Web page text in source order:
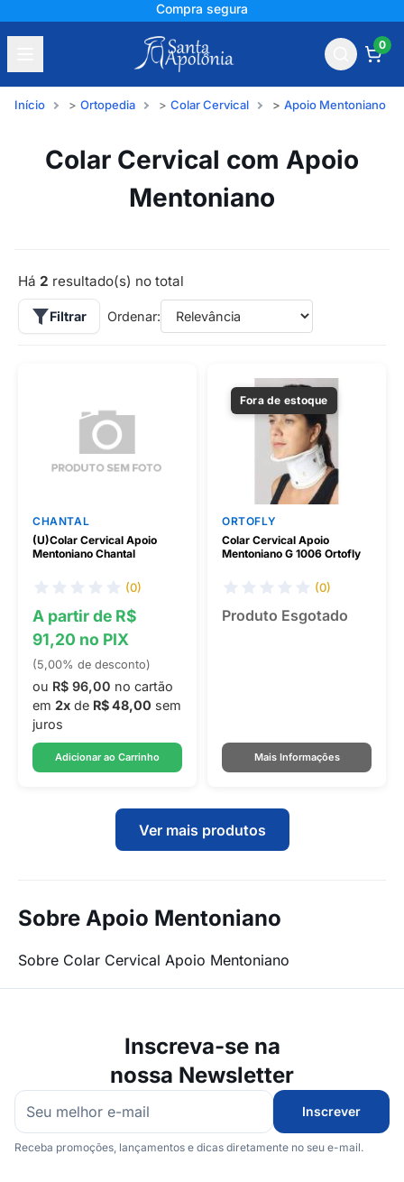
Compra segura
0
Início Ortopedia Colar Cervical Apoio Mentoniano
Colar Cervical com Apoio
Mentoniano
Há 2 resultado(s) no total
Filtrar Ordenar:
CHANTAL
(U)Colar Cervical Apoio
Mentoniano Chantal
(0)
A partir de R$
91,20 no PIX
(5,00% de desconto)
ou R$ 96,00 no cartão
em 2x de R$ 48,00 sem
juros
Adicionar ao Carrinho
Fora de estoque
ORTOFLY
Colar Cervical Apoio
Mentoniano G 1006 Ortofly
(0)
Produto Esgotado
Mais Informações
Ver mais produtos
Sobre Apoio Mentoniano
Sobre Colar Cervical Apoio Mentoniano
Inscreva-se na
nossa Newsletter
Inscrever
Receba promoções, lançamentos e dicas diretamente no seu e-mail.